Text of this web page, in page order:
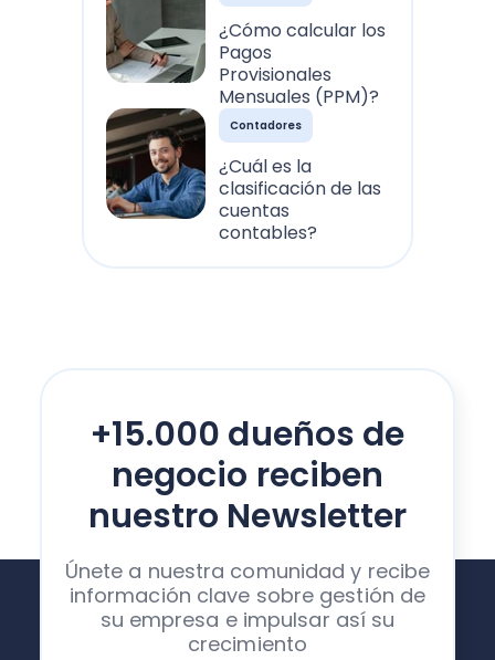
¿Cómo calcular los
Pagos
Provisionales
Mensuales (PPM)?
Contadores
¿Cuál es la
clasificación de las
cuentas
contables?
+15.000 dueños de
negocio reciben
nuestro Newsletter
Únete a nuestra comunidad y recibe
información clave sobre gestión de
su empresa e impulsar así su
crecimiento